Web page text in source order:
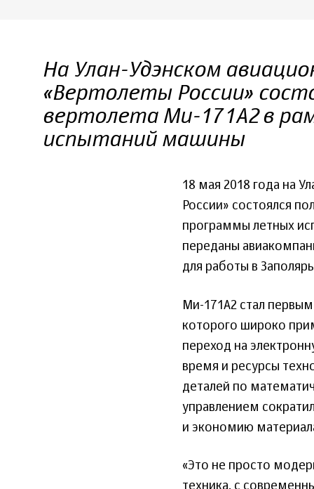
На Улан-Удэнском
«Вертолеты России»
вертолета Ми-171А2 в
испытаний машины
18 мая 2018 года на
России» состоялся
программы летных
переданы
для работы в
Ми-171А2 стал
которого широко
переход на
время и ресурсы
деталей по
управлением
и экономию
«Это не просто